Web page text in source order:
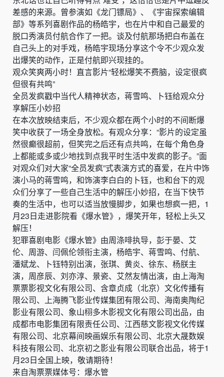
差感的来源。曾参演如《龙门镖局》、《宇宙探索编辑
部》等系列喜剧作品的杨皓宇，也在片中和自己最爱的
脱口秀演员付航合作了一把。谈及付航那场把白布盖在
自己头上的对手戏，杨皓宇现场分享这个令不少观众发
出爆笑的动作，正是付航即兴现挂的。
观众笑爽两小时！直言影片“轻松爆笑不费脑，设定很疯
但很有共鸣”
全员发疯戳中当代人精神状态，蒋雪鸣、卜钰给观众分
享解压小妙招
在本次放映结束后，不少观众都在两个小时的不间断爆
笑中收获了一场全身放松。有观众分享：“影片的设定虽
然很癫很超前，但笑完之后还有点共鸣，在每个角色身
上都能或多或少地找到点我平时生活中发疯的影子。”面
对观众们对大家“全员发疯”式表演方式的喜爱，在片中饰
演小马的蒋雪鸣，和饰演李白白的卜钰，也和台下的观
众们分享了一些自己生活中的解压小妙招，在当下快节
奏的生活中，也可以适当放慢脚步，如果也想疯一把，1
月23日走进影院看《爆水管》，爆笑开年，轻松上头又
解压！
犯罪喜剧电影《爆水管》由周涤啡执导，彭于晏、艾
伦、周游、闫佩伦领衔主演，杨皓宇、蒋雪鸣、付航、
潘斌龙、卜钰特别出演，张琪、黄炎、徐东、杨朕主
演，周彦辰、刘亦淳、景瓷、艾然友情出演，由上海淘
票票影视文化有限公司、含章贞成（北京）文化传播有
限公司、上海腾飞影业传媒集团有限公司、海南奥陶纪
影业有限公司、象山栩多木影视文化有限公司出品，由
成都市电影集团有限责任公司、江西慈文影视文化传媒
有限公司、北京幕间映画娱乐有限公司、北京大晟数娱
科技有限公司、北京初之影业有限公司联合出品，将于1
月23日全国上映，敬请期待！
来自淘票票媒体号：爆水管